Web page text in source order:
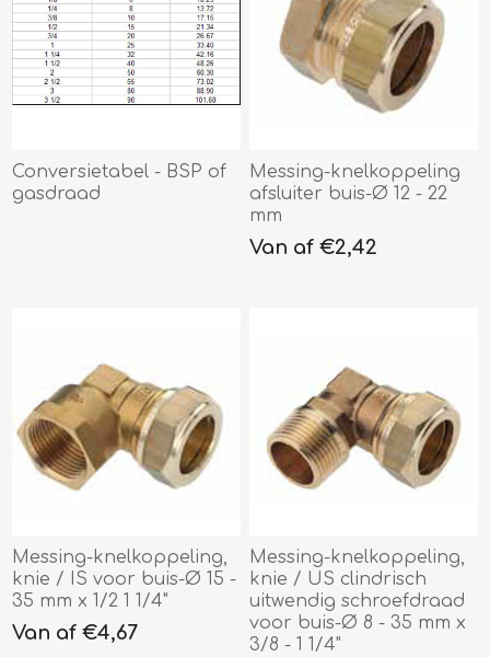
Conversietabel - BSP of
gasdraad
Messing-knelkoppeling
afsluiter buis-Ø 12 - 22
mm
Van af €2,42
Messing-knelkoppeling,
knie / IS voor buis-Ø 15 -
35 mm x 1/2 1 1/4"
Van af €4,67
Messing-knelkoppeling,
knie / US clindrisch
uitwendig schroefdraad
voor buis-Ø 8 - 35 mm x
3/8 - 1 1/4"